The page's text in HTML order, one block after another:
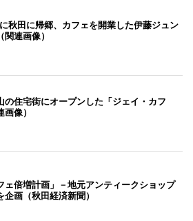
秋田に帰郷、カフェを開業した伊藤ジュン
連画像）
の住宅街にオープンした「ジェイ・カフ
像）
ェ倍増計画」－地元アンティークショップ
企画（秋田経済新聞）